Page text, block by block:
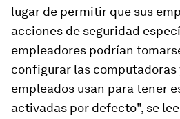
lugar de permitir que sus
acciones de seguridad
empleadores podrían
configurar las computadoras
empleados usan para tener
activadas por defecto", se